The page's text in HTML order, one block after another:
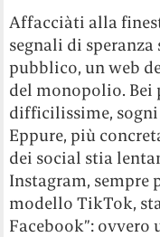
Affacciàti alla
segnali di
pubblico, un web
del monopolio.
difficilissime,
Eppure, più
dei social stia
Instagram, sempre
modello TikTok,
Facebook”: ovvero